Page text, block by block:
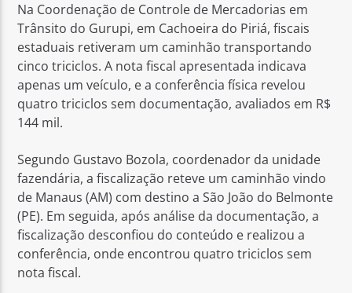
Na Coordenação de Controle de Mercadorias em
Trânsito do Gurupi, em Cachoeira do Piriá, fiscais
estaduais retiveram um caminhão transportando
cinco triciclos. A nota fiscal apresentada indicava
apenas um veículo, e a conferência física revelou
quatro triciclos sem documentação, avaliados em R$
144 mil.
Segundo Gustavo Bozola, coordenador da unidade
fazendária, a fiscalização reteve um caminhão vindo
de Manaus (AM) com destino a São João do Belmonte
(PE). Em seguida, após análise da documentação, a
fiscalização desconfiou do conteúdo e realizou a
conferência, onde encontrou quatro triciclos sem
nota fiscal.